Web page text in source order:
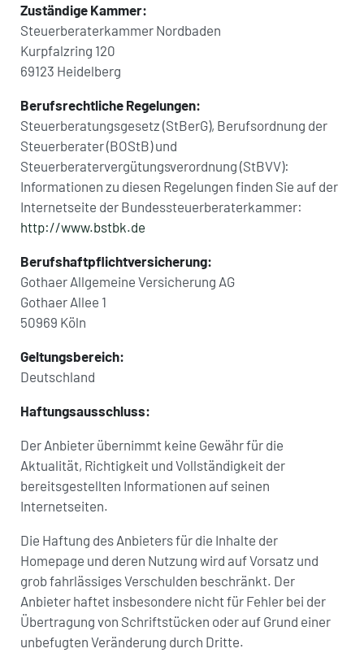
Zuständige Kammer:
Steuerberaterkammer Nordbaden
Kurpfalzring 120
69123 Heidelberg
Berufsrechtliche Regelungen:
Steuerberatungsgesetz (StBerG), Berufsordnung der
Steuerberater (BOStB) und
Steuerberatervergütungsverordnung (StBVV):
Informationen zu diesen Regelungen finden Sie auf der
Internetseite der Bundessteuerberaterkammer:
http://www.bstbk.de
Berufshaftpflichtversicherung:
Gothaer Allgemeine Versicherung AG
Gothaer Allee 1
50969 Köln
Geltungsbereich:
Deutschland
Haftungsausschluss:
Der Anbieter übernimmt keine Gewähr für die
Aktualität, Richtigkeit und Vollständigkeit der
bereitsgestellten Informationen auf seinen
Internetseiten.
Die Haftung des Anbieters für die Inhalte der
Homepage und deren Nutzung wird auf Vorsatz und
grob fahrlässiges Verschulden beschränkt. Der
Anbieter haftet insbesondere nicht für Fehler bei der
Übertragung von Schriftstücken oder auf Grund einer
unbefugten Veränderung durch Dritte.